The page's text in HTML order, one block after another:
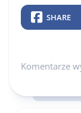
SHARE
Komentarze